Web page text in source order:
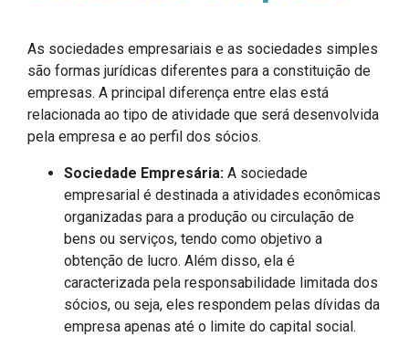
As sociedades empresariais e as sociedades simples
são formas jurídicas diferentes para a constituição de
empresas. A principal diferença entre elas está
relacionada ao tipo de atividade que será desenvolvida
pela empresa e ao perfil dos sócios.
Sociedade Empresária: A sociedade
empresarial é destinada a atividades econômicas
organizadas para a produção ou circulação de
bens ou serviços, tendo como objetivo a
obtenção de lucro. Além disso, ela é
caracterizada pela responsabilidade limitada dos
sócios, ou seja, eles respondem pelas dívidas da
empresa apenas até o limite do capital social.